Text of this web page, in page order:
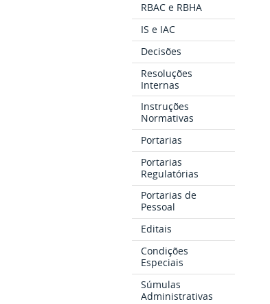
RBAC e RBHA
IS e IAC
Decisões
Resoluções
Internas
Instruções
Normativas
Portarias
Portarias
Regulatórias
Portarias de
Pessoal
Editais
Condições
Especiais
Súmulas
Administrativas